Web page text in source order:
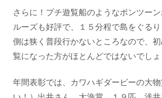
さらに！プチ遊覧船のようなポンツー
ルーズも好評で、１５分程で島をぐる
側は狭く普段行かないところなので、
覧になった方がほとんどではないでしょ
年間表彰では、カワハギダービーの大